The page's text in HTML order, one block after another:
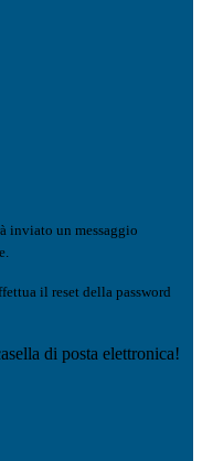
inviato un messaggio
il reset della password
di posta elettronica!